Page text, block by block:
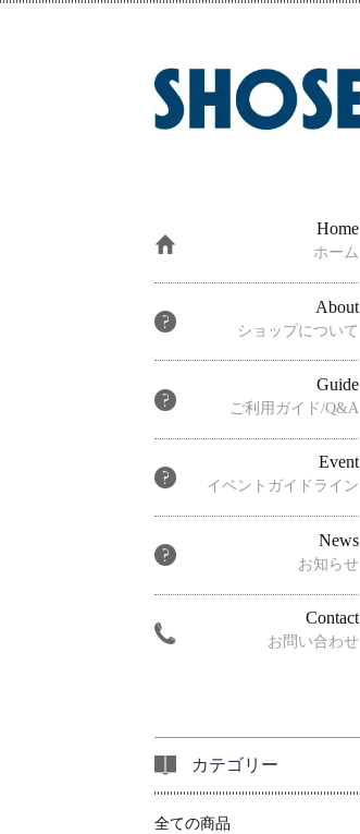
Home
ホーム
About
ショップについて
Guide
ご利用ガイド/Q&A
Event
イベントガイドライン
News
お知らせ
Contact
お問い合わせ
カテゴリー
全ての商品